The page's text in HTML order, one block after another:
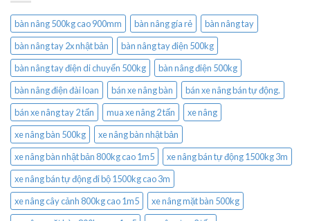
bàn nâng 500kg cao 900mm bàn nâng gía rẻ
bàn nâng tay
bàn nâng tay 2x nhật bản
bàn nâng tay điện 500kg
bàn nâng tay điện di chuyển 500kg
bàn nâng điện 500kg
bàn nâng điện đài loan
bán xe nâng bàn
bán xe nâng bán tự động.
bán xe nâng tay 2 tấn
mua xe nâng 2 tấn
xe nâng
xe nâng bàn 500kg
xe nâng bàn nhật bản
xe nâng bàn nhật bản 800kg cao 1m5
xe nâng bán tự động 1500kg 3m
xe nâng bán tự động đi bộ 1500kg cao 3m
xe nâng cây cảnh 800kg cao 1m5
xe nâng mặt bàn 500kg